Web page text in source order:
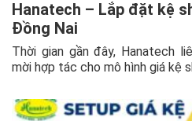
Hanatech – Lắp đặt kệ
Đồng Nai
Thời gian gần đây, Hanatech
mời hợp tác cho mô hình giá kệ